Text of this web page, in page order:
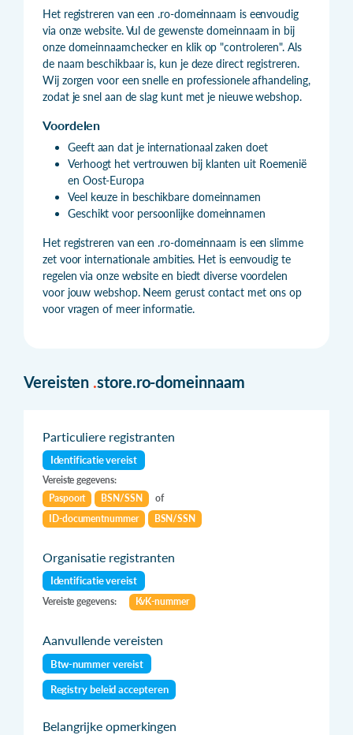
Het registreren van een .ro-domeinnaam is eenvoudig
via onze website. Vul de gewenste domeinnaam in bij
onze domeinnaamchecker en klik op "controleren". Als
de naam beschikbaar is, kun je deze direct registreren.
Wij zorgen voor een snelle en professionele afhandeling,
zodat je snel aan de slag kunt met je nieuwe webshop.
Voordelen
Geeft aan dat je internationaal zaken doet
Verhoogt het vertrouwen bij klanten uit Roemenië
en Oost-Europa
Veel keuze in beschikbare domeinnamen
Geschikt voor persoonlijke domeinnamen
Het registreren van een .ro-domeinnaam is een slimme
zet voor internationale ambities. Het is eenvoudig te
regelen via onze website en biedt diverse voordelen
voor jouw webshop. Neem gerust contact met ons op
voor vragen of meer informatie.
Vereisten .store.ro-domeinnaam
Particuliere registranten
Identificatie vereist
Vereiste gegevens:
Paspoort
BSN/SSN
of
ID-documentnummer
BSN/SSN
Organisatie registranten
Identificatie vereist
Vereiste gegevens: KvK-nummer
Aanvullende vereisten
Btw-nummer vereist
Registry beleid accepteren
Belangrijke opmerkingen